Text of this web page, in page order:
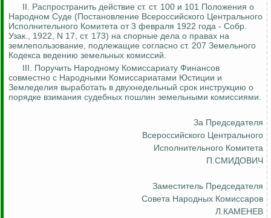
II. Распространить действие ст. ст. 100 и 101 Положения о
Народном Суде (Постановление Всероссийского Центрального
Исполнительного Комитета от 3 февраля 1922 года - Собр.
Узак., 1922, N 17, ст. 173) на спорные дела о правах на
землепользование, подлежащие согласно ст. 207 Земельного
Кодекса ведению земельных комиссий.
III. Поручить Народному Комиссариату Финансов
совместно с Народными Комиссариатами Юстиции и
Земледелия выработать в двухнедельный срок инструкцию о
порядке взимания судебных пошлин земельными комиссиями.
За Председателя
Всероссийского Центрального
Исполнительного Комитета
П.СМИДОВИЧ
Заместитель Председателя
Совета Народных Комиссаров
Л.КАМЕНЕВ